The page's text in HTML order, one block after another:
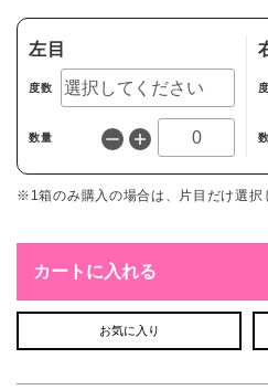
左目
度数
数量
※1箱のみ購入の場合は、片目だけ選択
カートに入れる
お気に入り